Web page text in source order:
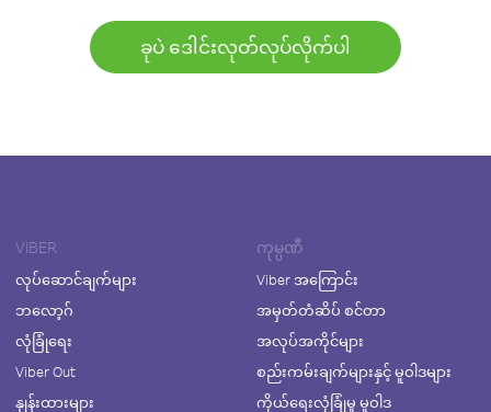
ခုပဲ ဒေါင်းလုတ်လုပ်လိုက်ပါ
VIBER
လုပ်ဆောင်ချက်များ
ဘလော့ဂ်
လုံခြုံရေး
Viber Out
နှုန်းထားများ
ကုမ္ပဏီ
Viber အကြောင်း
အမှတ်တံဆိပ် စင်တာ
အလုပ်အကိုင်များ
စည်းကမ်းချက်များနှင့် မူဝါဒများ
ကိုယ်ရေးလုံခြုံမှု မူဝါဒ